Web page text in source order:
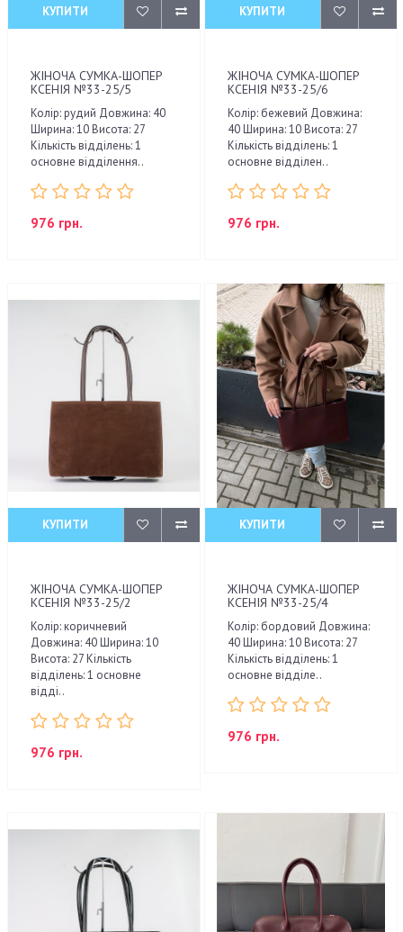
КУПИТИ
ЖІНОЧА СУМКА-ШОПЕР
КСЕНІЯ №33-25/5
Колір: рудий Довжина: 40
Ширина: 10 Висота: 27
Кількість відділень: 1
основне відділення..
976 грн.
КУПИТИ
ЖІНОЧА СУМКА-ШОПЕР
КСЕНІЯ №33-25/6
Колір: бежевий Довжина:
40 Ширина: 10 Висота: 27
Кількість відділень: 1
основне відділен..
976 грн.
КУПИТИ
ЖІНОЧА СУМКА-ШОПЕР
КСЕНІЯ №33-25/2
Колір: коричневий
Довжина: 40 Ширина: 10
Висота: 27 Кількість
відділень: 1 основне
відді..
976 грн.
КУПИТИ
ЖІНОЧА СУМКА-ШОПЕР
КСЕНІЯ №33-25/4
Колір: бордовий Довжина:
40 Ширина: 10 Висота: 27
Кількість відділень: 1
основне відділе..
976 грн.